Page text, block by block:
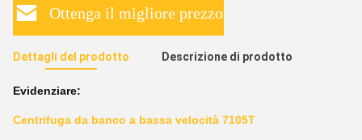
Ottenga il migliore prezzo
Dettagli del prodotto Descrizione di prodotto
Evidenziare:
Centrifuga da banco a bassa velocità 7105T